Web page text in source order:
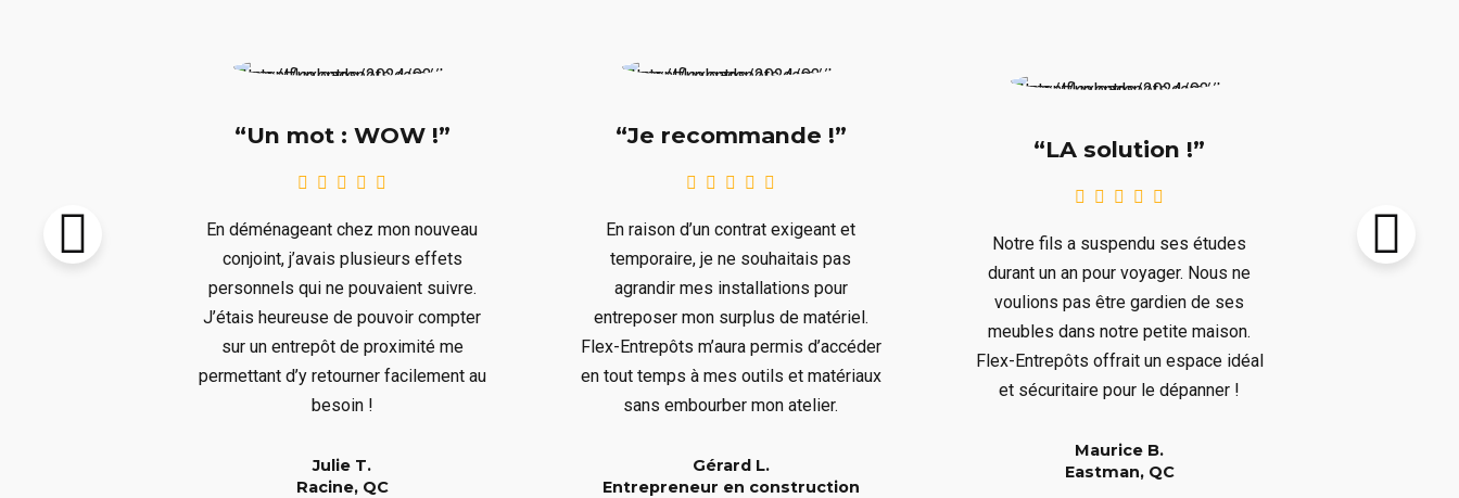
livré avant
“Un mot : WOW !”
En déménageant chez mon nouveau
conjoint, j’avais plusieurs effets
personnels qui ne pouvaient suivre.
J’étais heureuse de pouvoir compter
sur un entrepôt de proximité me
permettant d’y retourner facilement au
besoin !
Julie T.
Racine, QC
“Je recommande !”
En raison d’un contrat exigeant et
temporaire, je ne souhaitais pas
agrandir mes installations pour
entreposer mon surplus de matériel.
Flex-Entrepôts m’aura permis d’accéder
en tout temps à mes outils et matériaux
sans embourber mon atelier.
Gérard L.
Entrepreneur en construction
“LA solution !”
Notre fils a suspendu ses études
durant un an pour voyager. Nous ne
voulions pas être gardien de ses
meubles dans notre petite maison.
Flex-Entrepôts offrait un espace idéal
et sécuritaire pour le dépanner !
Maurice B.
Eastman, QC
le prochain